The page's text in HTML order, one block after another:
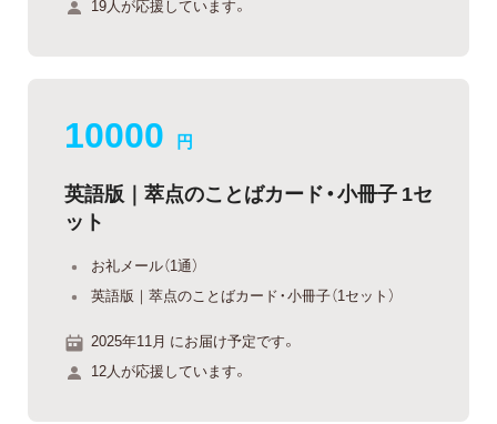
19人が応援しています。
10000 円
英語版｜萃点のことばカード・小冊子 1セ
ット
お礼メール（1通）
英語版｜萃点のことばカード・小冊子（1セット）
2025年11月 にお届け予定です。
12人が応援しています。